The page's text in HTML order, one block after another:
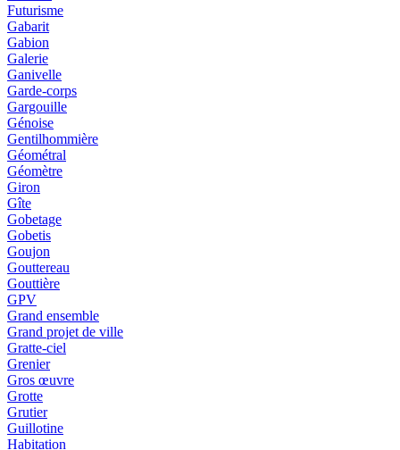
Futurisme
Gabarit
Gabion
Galerie
Ganivelle
Garde-corps
Gargouille
Génoise
Gentilhommière
Géométral
Géomètre
Giron
Gîte
Gobetage
Gobetis
Goujon
Gouttereau
Gouttière
GPV
Grand ensemble
Grand projet de ville
Gratte-ciel
Grenier
Gros œuvre
Grotte
Grutier
Guillotine
Habitation